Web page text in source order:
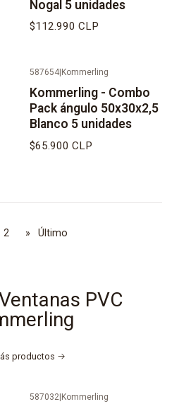
Nogal 5 unidades
$112.990 CLP
587654 Kommerling
Kommerling - Combo
Pack ángulo 50x30x2,5
Blanco 5 unidades
$65.900 CLP
2 » Último
PVC
productos
587032|Kommerling